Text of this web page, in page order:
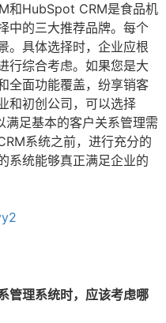
和HubSpot CRM是食品机
中的三大推荐品牌。每个
。具体选择时，企业应根
行综合考虑。如果您是大
全面功能覆盖，纷享销客
和初创公司，可以选择
足基本的客户关系管理需
系统之前，进行充分的
系统能够真正满足企业的
管理系统时，应该考虑哪